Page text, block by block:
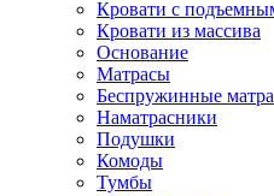
Кровати с
Кровати из массива
Основание
Матрасы
Беспружинные
Наматрасники
Подушки
Комоды
Тумбы